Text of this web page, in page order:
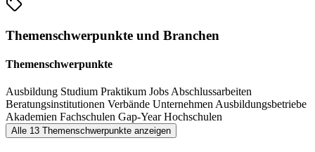
Videochat kannst Du individuell und einfach informieren und mit
den aktuellen Bedingungen für Ausbildungsberufe und
Themenschwerpunkte und Branchen
Themenschwerpunkte
Ausbildung Studium Praktikum Jobs Abschlussarbeiten
Beratungsinstitutionen Verbände Unternehmen Ausbildungsbetriebe
Akademien Fachschulen Gap-YearHochschulen
Alle 13 Themenschwerpunkte anzeigen